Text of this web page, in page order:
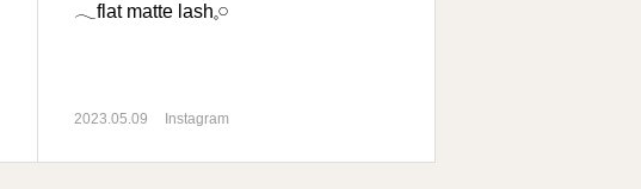
𓂃flat matte lash𓈒𓏸︎︎︎︎
2023.05.09 Instagram